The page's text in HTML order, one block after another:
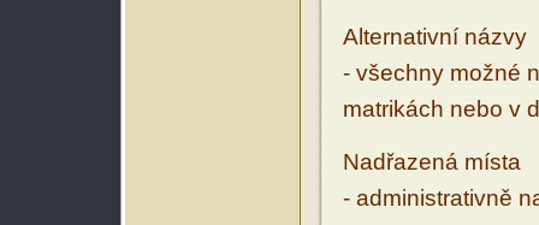
Alternativní názvy
- všechny možné
matrikách nebo v
Nadřazená místa
- administrativně